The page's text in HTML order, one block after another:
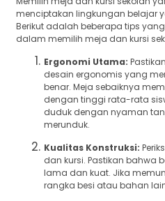
menciptakan lingkungan belajar
Berikut adalah beberapa tips
dalam memilih meja dan kursi
Ergonomi Utama:
desain ergonomis yang
benar. Meja sebaiknya
dengan tinggi rata-rata
duduk dengan nyaman
merunduk.
Kualitas Konstruksi:
dan kursi. Pastikan bahwa
lama dan kuat. Jika
rangka besi atau bahan